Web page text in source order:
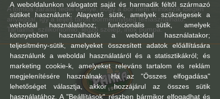
A tömlős zárású fedél előnye, hogy a bor nem érintkezik idegen
anyaggal, így a teljes tárolt bormennyiség felhasználható.
Tartalma: szilikontömlő, légző szelep, inox pumpa.
A weboldalunkon válogatott saját és harmadik féltől származó
sütiket használunk: Alapvető sütik, amelyek szükségesek a
weboldal használatához; funkcionális sütik, amelyek
könnyebben használhatók a weboldal használatakor;
teljesítmény-sütik, amelyeket összesített adatok előállítására
használunk a weboldal használatáról és a statisztikákról; és
marketing cookie-k, amelyeket releváns tartalom és reklám
megjelenítésére használnak. Ha az "Összes elfogadása"
lehetőséget választja, akkor hozzájárul az összes sütik
használatához. A "Beállítások" részben bármikor elfogadhat és